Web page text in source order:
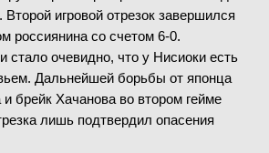
игровой отрезок завершился
россиянина со счетом 6-0.
стало очевидно, что у Нисиоки есть
Дальнейшей борьбы от японца
брейк Хачанова во втором гейме
лишь подтвердил опасения